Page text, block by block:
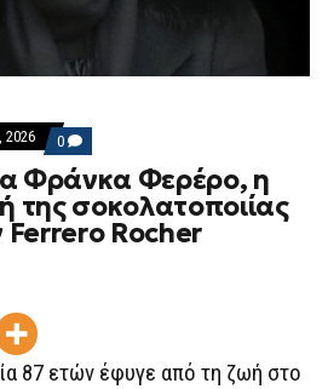
2026 0 COMMENTS
ON
ΠΈΘΑΝΕ
Η
ΜΑΡΊΑ
ΦΡΆΝΚΑ
ΣΟΚΟΛΑΤΟΠΟΙΊΑΣ
NUTELLA
Φράνκα Φερέρο, η
της σοκολατοποιίας
Ferrero Rocher
87 ετών έφυγε από τη ζωή στο